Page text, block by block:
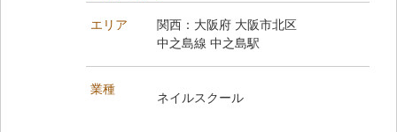
エリア
関西：大阪府 大阪市北区
中之島線 中之島駅
業種
ネイルスクール